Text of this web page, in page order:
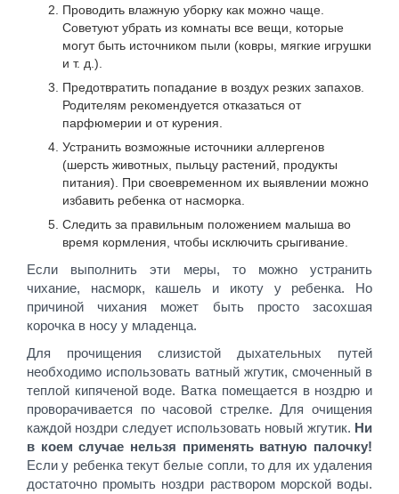
Проводить влажную уборку как можно чаще.
Советуют убрать из комнаты все вещи, которые
могут быть источником пыли (ковры, мягкие игрушки
и т. д.).
Предотвратить попадание в воздух резких запахов.
Родителям рекомендуется отказаться от
парфюмерии и от курения.
Устранить возможные источники аллергенов
(шерсть животных, пыльцу растений, продукты
питания). При своевременном их выявлении можно
избавить ребенка от насморка.
Следить за правильным положением малыша во
время кормления, чтобы исключить срыгивание.
Если выполнить эти меры, то можно устранить
чихание, насморк, кашель и икоту у ребенка. Но
причиной чихания может быть просто засохшая
корочка в носу у младенца.
Для прочищения слизистой дыхательных путей
необходимо использовать ватный жгутик, смоченный в
теплой кипяченой воде. Ватка помещается в ноздрю и
проворачивается по часовой стрелке. Для очищения
каждой ноздри следует использовать новый жгутик. Ни
в коем случае нельзя применять ватную палочку!
Если у ребенка текут белые сопли, то для их удаления
достаточно промыть ноздри раствором морской воды.